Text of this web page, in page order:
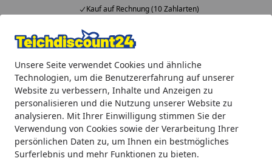
Unsere Seite verwendet Cookies und ähnliche
Technologien, um die Benutzererfahrung auf unserer
Website zu verbessern, Inhalte und Anzeigen zu
personalisieren und die Nutzung unserer Website zu
analysieren. Mit Ihrer Einwilligung stimmen Sie der
Verwendung von Cookies sowie der Verarbeitung Ihrer
persönlichen Daten zu, um Ihnen ein bestmögliches
Surferlebnis und mehr Funktionen zu bieten.
Kauf auf Rechnung (10 Zahlarten)
Alle Produkte
Mein Konto
Suchen
Startseite
Oase Zwischenventil Messing federbelastet
Oase Zwischenventil Messing
federbelastet